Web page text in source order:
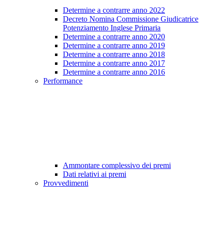
Determine a contrarre anno 2022
Decreto Nomina Commissione Giudicatrice
Potenziamento Inglese Primaria
Determine a contrarre anno 2020
Determine a contrarre anno 2019
Determine a contrarre anno 2018
Determine a contrarre anno 2017
Determine a contrarre anno 2016
Performance
Ammontare complessivo dei premi
Dati relativi ai premi
Provvedimenti